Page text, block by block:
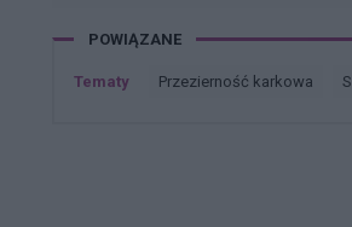
POWIĄZANE
Tematy przezierność karkowa